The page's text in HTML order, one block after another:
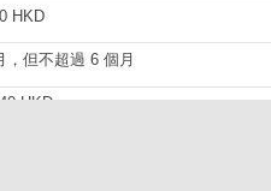
HKD
但不超過 6 個月
HKD